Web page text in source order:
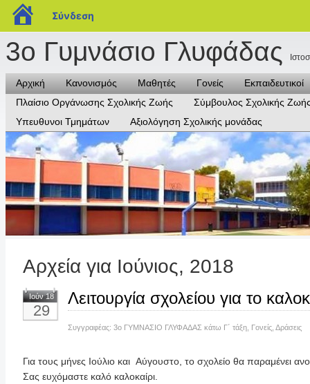
blogs.sch.gr
Σύνδεση
3ο Γυμνάσιο Γλυφάδας
Αρχική Κανονισμός Μαθητές Γονείς
Εκπαιδευτικοί
Πλαίσιο Οργάνωσης Σχολικής Ζωής
Σύμβουλος Σχολικής
Υπευθυνοι Τμημάτων
Αξιολόγηση Σχολικής μονάδας
Αρχεία για Ιούνιος, 2018
Ιούν 18
29
Λειτουργία σχολείου για το
Συγγραφέας: 3ο ΓΥΜΝΑΣΙΟ ΓΛΥΦΑΔΑΣ κάτω Γ΄ τάξη Γονείς Δράσεις
Για τους μήνες Ιούλιο και Αύγουστο, το σχολείο θα παραμένει
Σας ευχόμαστε καλό καλοκαίρι.